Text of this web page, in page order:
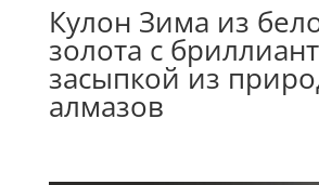
Кулон Зима из
золота с
засыпкой из
алмазов